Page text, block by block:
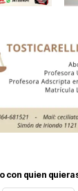
con quien